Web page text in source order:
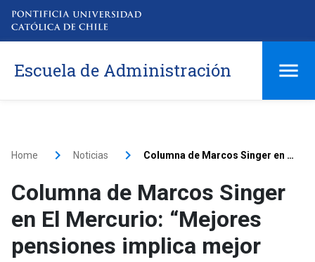
Escuela de Administración
Home Noticias Columna de Marcos Singer en El Mercurio: “Mejores pensiones implica mejor trabajo”.
Columna de Marcos Singer
en El Mercurio: “Mejores
pensiones implica mejor